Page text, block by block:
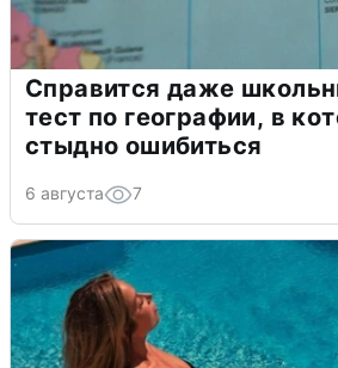
Справится даже
тест по географии, в
стыдно ошибиться
6 августа 7